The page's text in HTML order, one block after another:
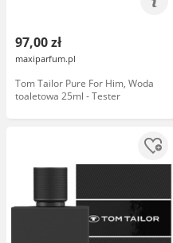
97,00 zł
maxiparfum.pl
Tom Tailor Pure For Him, Woda
toaletowa 25ml - Tester